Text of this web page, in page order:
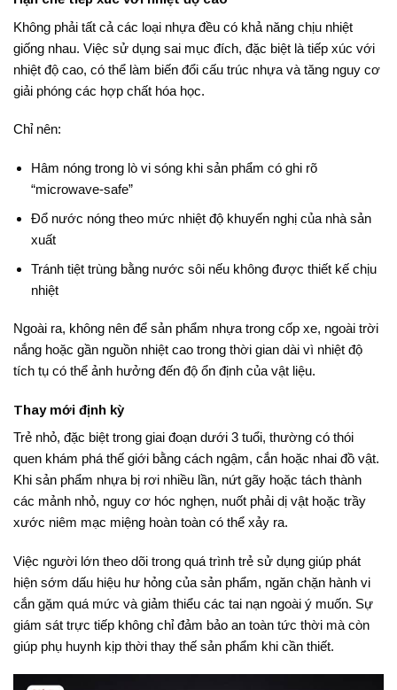
Không phải tất cả các loại nhựa đều có khả năng chịu nhiệt
giống nhau. Việc sử dụng sai mục đích, đặc biệt là tiếp xúc với
nhiệt độ cao, có thể làm biến đổi cấu trúc nhựa và tăng nguy cơ
giải phóng các hợp chất hóa học.
Chỉ nên:
Hâm nóng trong lò vi sóng khi sản phẩm có ghi rõ
“microwave-safe”
Đổ nước nóng theo mức nhiệt độ khuyến nghị của nhà sản
xuất
Tránh tiệt trùng bằng nước sôi nếu không được thiết kế chịu
nhiệt
Ngoài ra, không nên để sản phẩm nhựa trong cốp xe, ngoài trời
nắng hoặc gần nguồn nhiệt cao trong thời gian dài vì nhiệt độ
tích tụ có thể ảnh hưởng đến độ ổn định của vật liệu.
Thay mới định kỳ
Trẻ nhỏ, đặc biệt trong giai đoạn dưới 3 tuổi, thường có thói
quen khám phá thế giới bằng cách ngậm, cắn hoặc nhai đồ vật.
Khi sản phẩm nhựa bị rơi nhiều lần, nứt gãy hoặc tách thành
các mảnh nhỏ, nguy cơ hóc nghẹn, nuốt phải dị vật hoặc trầy
xước niêm mạc miệng hoàn toàn có thể xảy ra.
Việc người lớn theo dõi trong quá trình trẻ sử dụng giúp phát
hiện sớm dấu hiệu hư hỏng của sản phẩm, ngăn chặn hành vi
cắn gặm quá mức và giảm thiểu các tai nạn ngoài ý muốn. Sự
giám sát trực tiếp không chỉ đảm bảo an toàn tức thời mà còn
giúp phụ huynh kịp thời thay thế sản phẩm khi cần thiết.